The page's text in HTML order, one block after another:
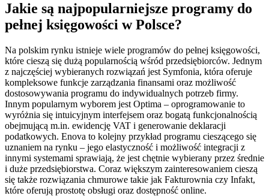
Jakie są najpopularniejsze programy do
pełnej księgowości w Polsce?
Na polskim rynku istnieje wiele programów do pełnej księgowości,
które cieszą się dużą popularnością wśród przedsiębiorców. Jednym
z najczęściej wybieranych rozwiązań jest Symfonia, która oferuje
kompleksowe funkcje zarządzania finansami oraz możliwość
dostosowywania programu do indywidualnych potrzeb firmy.
Innym popularnym wyborem jest Optima – oprogramowanie to
wyróżnia się intuicyjnym interfejsem oraz bogatą funkcjonalnością
obejmującą m.in. ewidencję VAT i generowanie deklaracji
podatkowych. Enova to kolejny przykład programu cieszącego się
uznaniem na rynku – jego elastyczność i możliwość integracji z
innymi systemami sprawiają, że jest chętnie wybierany przez średnie
i duże przedsiębiorstwa. Coraz większym zainteresowaniem cieszą
się także rozwiązania chmurowe takie jak Fakturownia czy Infakt,
które oferują prostotę obsługi oraz dostępność online.